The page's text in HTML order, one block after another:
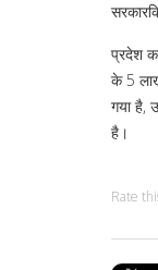
प्रदेश
के 5
गया है,
है।
Rate